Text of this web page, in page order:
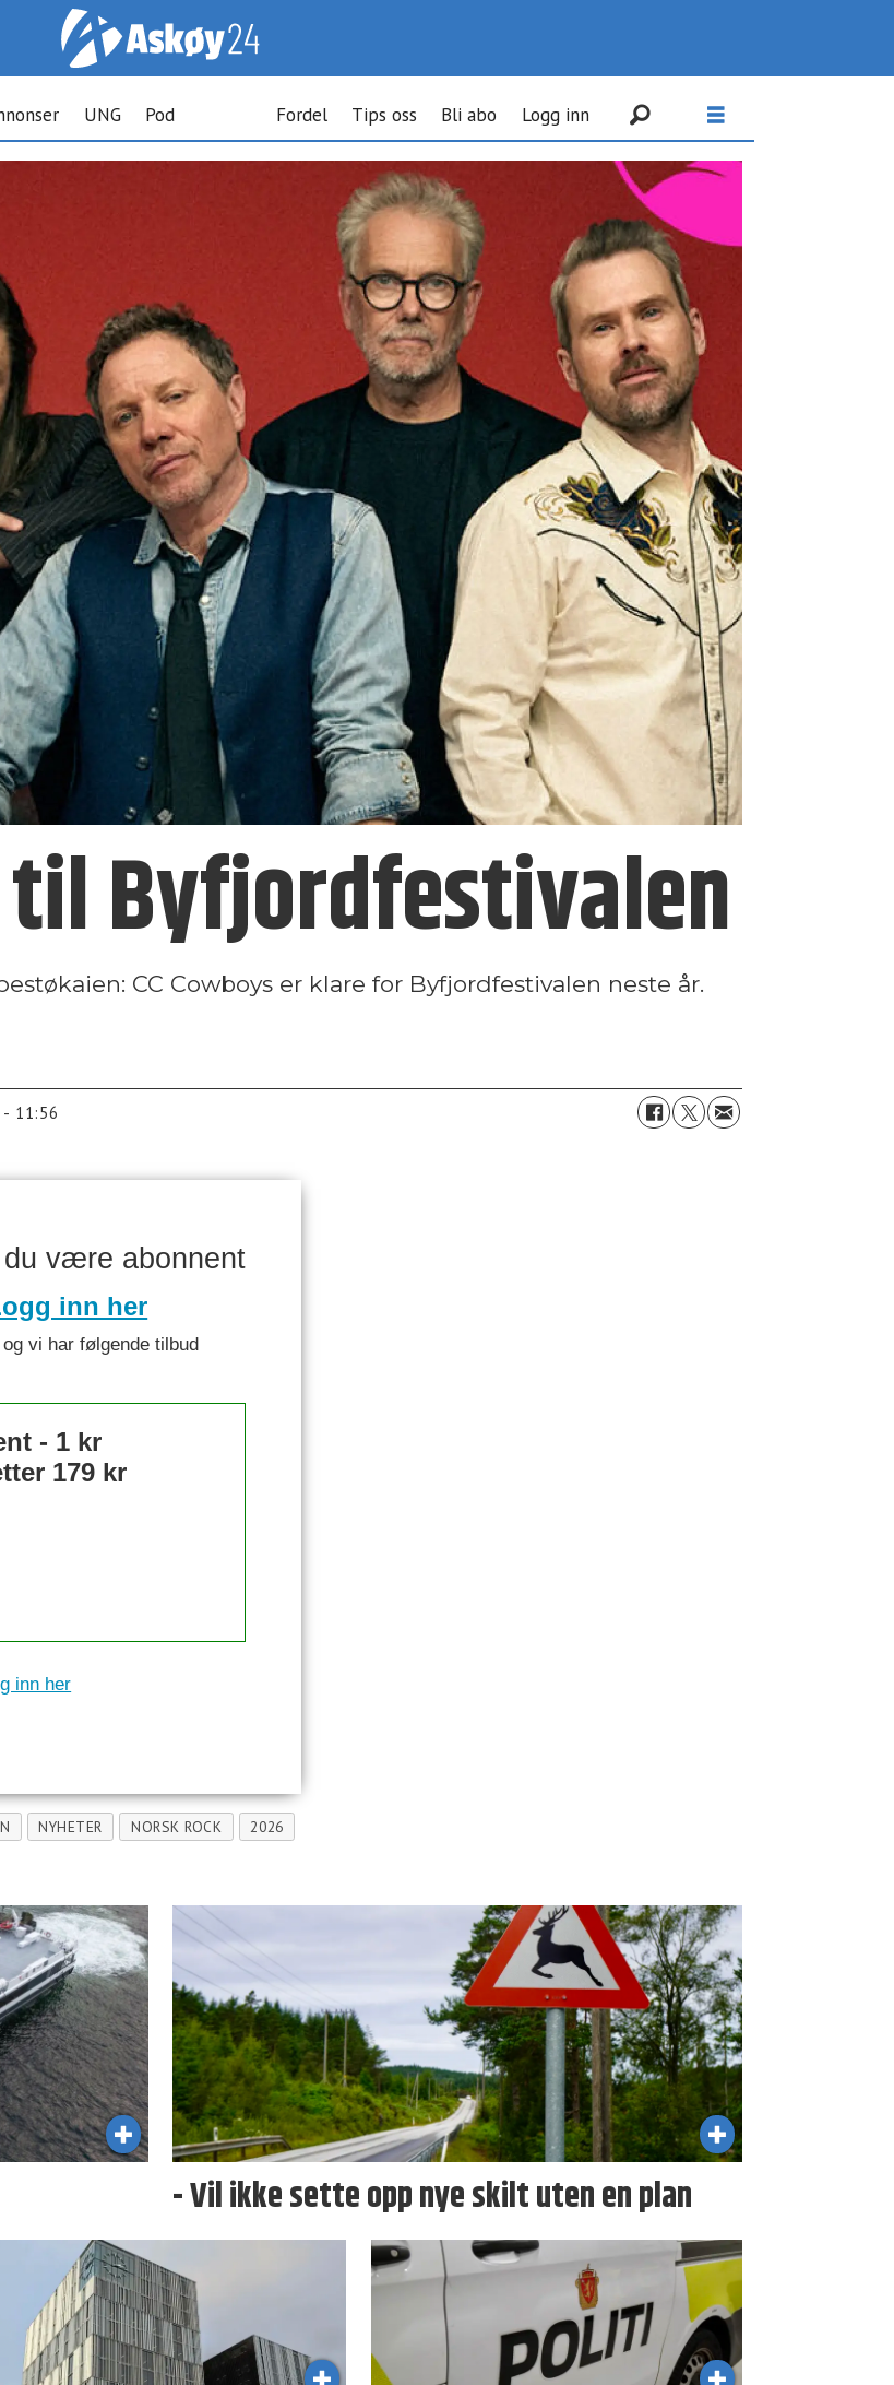
UNG Pod Fordel Tips oss Bli abo Logg inn
til Byfjordfestivalen
CC Cowboys er klare for Byfjordfestivalen neste år.
- 11:56
være abonnent
inn her
vi har følgende tilbud
- 1 kr
179 kr
inn her
NYHETER NORSK ROCK 2026
- Vil ikke sette opp nye skilt uten en plan